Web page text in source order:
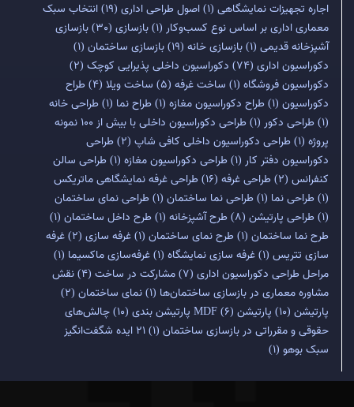
اجاره تجهیزات نمایشگاهی (1) اصول طراحی اداری (19)
انتخاب سبک
معماری اداری بر اساس نوع کسب‌وکار (1) بازسازی (30)
بازسازی
آشپزخانه قدیمی (1) بازسازی خانه (19) بازسازی ساختمان (1)
دکوراسیون اداری (74) دکوراسیون داخلی پذیرایی کوچک (2)
دکوراسیون فروشگاه (1) ساخت غرفه (5) ساخت ویلا (4)
طراح
دکوراسیون (1) طراح دکوراسیون مغازه (1) طراح نما (1) طراحی خانه
(1) طراحی دکور (1)
طراحی دکوراسیون داخلی با بیش از 100 نمونه
پروژه (1) طراحی دکوراسیون داخلی کافی شاپ (2)
طراحی
دکوراسیون دفتر کار (1) طراحی دکوراسیون مغازه (1) طراحی سالن
کنفرانس (2) طراحی غرفه (16)
طراحی غرفه نمایشگاهی ماتریکس
(1) طراحی نما (1) طراحی نما ساختمان (1) طراحی نمای ساختمان
(1) طراحی پارتیشن (8) طرح آشپزخانه (1) طرح داخل ساختمان (1)
طرح نما ساختمان (1) طرح نمای ساختمان (1) غرفه سازی (2)
غرفه
سازی تتریس (1) غرفه سازی نمایشگاه (1) غرفه‌سازی ماکسیما (1)
مراحل طراحی دکوراسیون اداری (7) مشارکت در ساخت (4)
نقش
مشاوره معماری در بازسازی ساختمان‌ها (1) نمای ساختمان (2)
پارتیشن (10) پارتیشن MDF (6) پارتیشن بندی (10)
چالش‌های
حقوقی و مقرراتی در بازسازی ساختمان (1)
۲۱ ایده شگفت‌انگیز
سبک بوهو (1)